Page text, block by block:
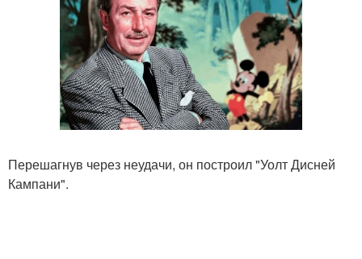
Перешагнув через неудачи, он построил "Уолт Дисней
Кампани".